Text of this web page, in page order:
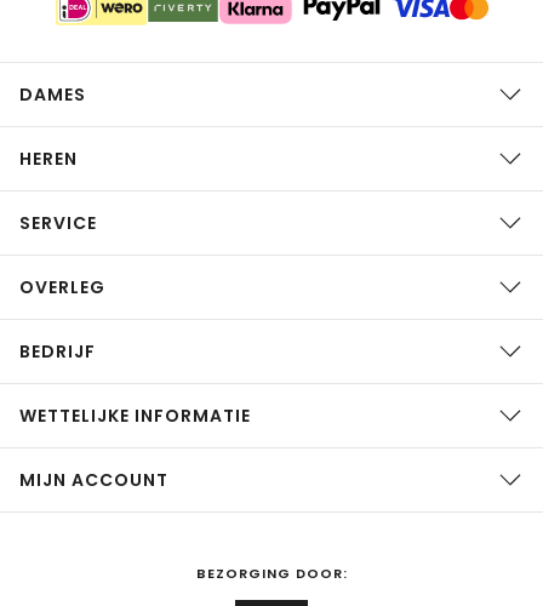
DAMES
HEREN
SERVICE
OVERLEG
BEDRIJF
WETTELIJKE INFORMATIE
MIJN ACCOUNT
BEZORGING DOOR: